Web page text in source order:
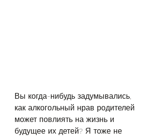
Вы когда-нибудь задумывались,
как алкогольный нрав родителей
может повлиять на жизнь и
будущее их детей? Я тоже не